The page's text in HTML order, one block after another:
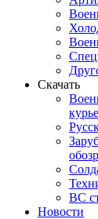
Скачать
ВС
Новости